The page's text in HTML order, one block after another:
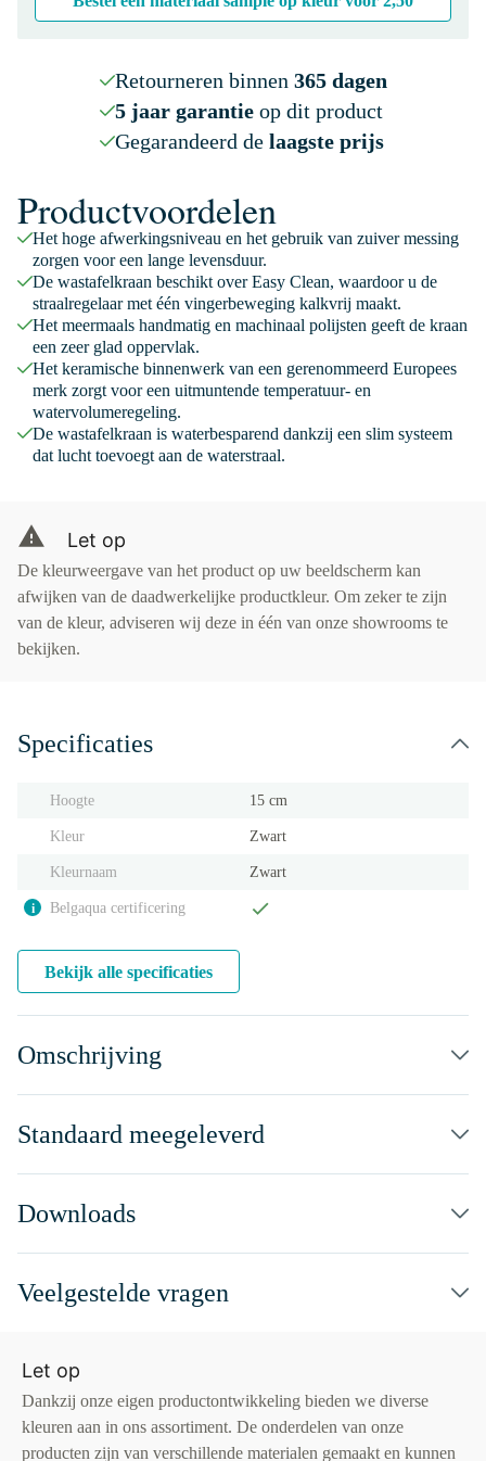
Retourneren binnen 365 dagen
5 jaar garantieop dit product
Gegarandeerd de laagste prijs
Productvoordelen
Het hoge afwerkingsniveau en het gebruik van zuiver messing
zorgen voor een lange levensduur.
De wastafelkraan beschikt over Easy Clean, waardoor u de
straalregelaar met één vingerbeweging kalkvrij maakt.
Het meermaals handmatig en machinaal polijsten geeft de kraan
een zeer glad oppervlak.
Het keramische binnenwerk van een gerenommeerd Europees
merk zorgt voor een uitmuntende temperatuur- en
watervolumeregeling.
De wastafelkraan is waterbesparend dankzij een slim systeem
dat lucht toevoegt aan de waterstraal.
Let op
De kleurweergave van het product op uw beeldscherm kan
afwijken van de daadwerkelijke productkleur. Om zeker te zijn
van de kleur, adviseren wij deze in één van onze showrooms te
bekijken.
Specificaties
Hoogte 15 cm
Kleur Zwart
Kleurnaam Zwart
i Belgaqua certificering
Bekijk alle specificaties
Omschrijving
Standaard meegeleverd
Downloads
Veelgestelde vragen
Let op
Dankzij onze eigen productontwikkeling bieden we diverse
kleuren aan in ons assortiment. De onderdelen van onze
producten zijn van verschillende materialen gemaakt en kunnen